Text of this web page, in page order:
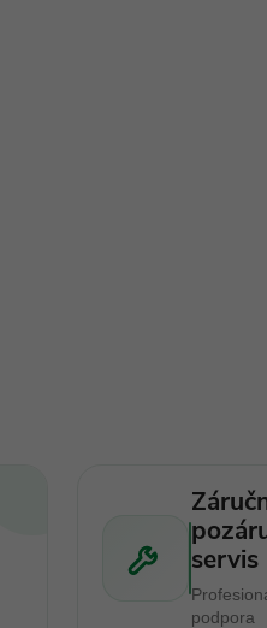
servis
podpora